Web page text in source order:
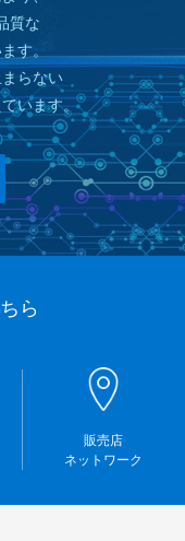
質な
す。
らない
います。
ら
販売店
ネットワーク